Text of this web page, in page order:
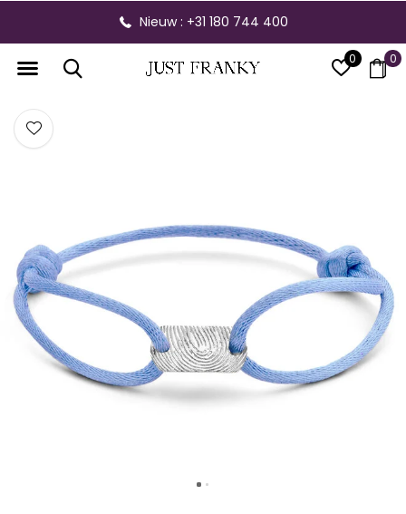
0 0
Nieuw : +31 180 744 400